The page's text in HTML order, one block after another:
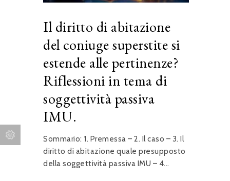
Il diritto di abitazione
del coniuge superstite si
estende alle pertinenze?
Riflessioni in tema di
soggettività passiva
IMU.
Sommario: 1. Premessa – 2. Il caso – 3. Il
diritto di abitazione quale presupposto
della soggettività passiva IMU – 4...